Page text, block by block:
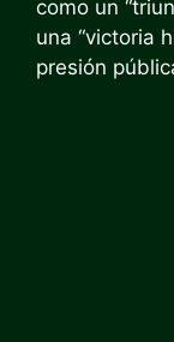
como un
una “victoria
presión